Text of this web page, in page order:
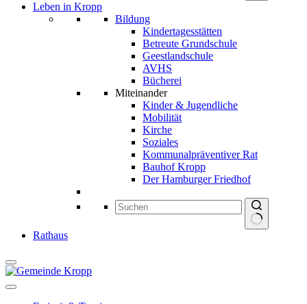
Ergebnisse
Leben in Kropp
Bildung
Kindertagesstätten
Betreute Grundschule
Geestlandschule
AVHS
Bücherei
Miteinander
Kinder & Jugendliche
Mobilität
Kirche
Soziales
Kommunalpräventiver Rat
Bauhof Kropp
Der Hamburger Friedhof
Rathaus